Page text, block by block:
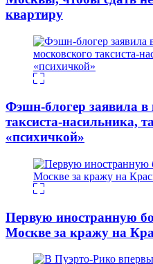
квартиру
Фэшн-блогер заявила
таксиста-насильника,
«психичкой»
Первую иностранную
Москве за кражу на